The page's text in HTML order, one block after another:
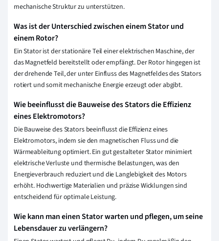
mechanische Struktur zu unterstützen.
Was ist der Unterschied zwischen einem Stator und
einem Rotor?
Ein Stator ist der stationäre Teil einer elektrischen Maschine, der
das Magnetfeld bereitstellt oder empfängt. Der Rotor hingegen ist
der drehende Teil, der unter Einfluss des Magnetfeldes des Stators
rotiert und somit mechanische Energie erzeugt oder abgibt.
Wie beeinflusst die Bauweise des Stators die Effizienz
eines Elektromotors?
Die Bauweise des Stators beeinflusst die Effizienz eines
Elektromotors, indem sie den magnetischen Fluss und die
Wärmeableitung optimiert. Ein gut gestalteter Stator minimiert
elektrische Verluste und thermische Belastungen, was den
Energieverbrauch reduziert und die Langlebigkeit des Motors
erhöht. Hochwertige Materialien und präzise Wicklungen sind
entscheidend für optimale Leistung.
Wie kann man einen Stator warten und pflegen, um seine
Lebensdauer zu verlängern?